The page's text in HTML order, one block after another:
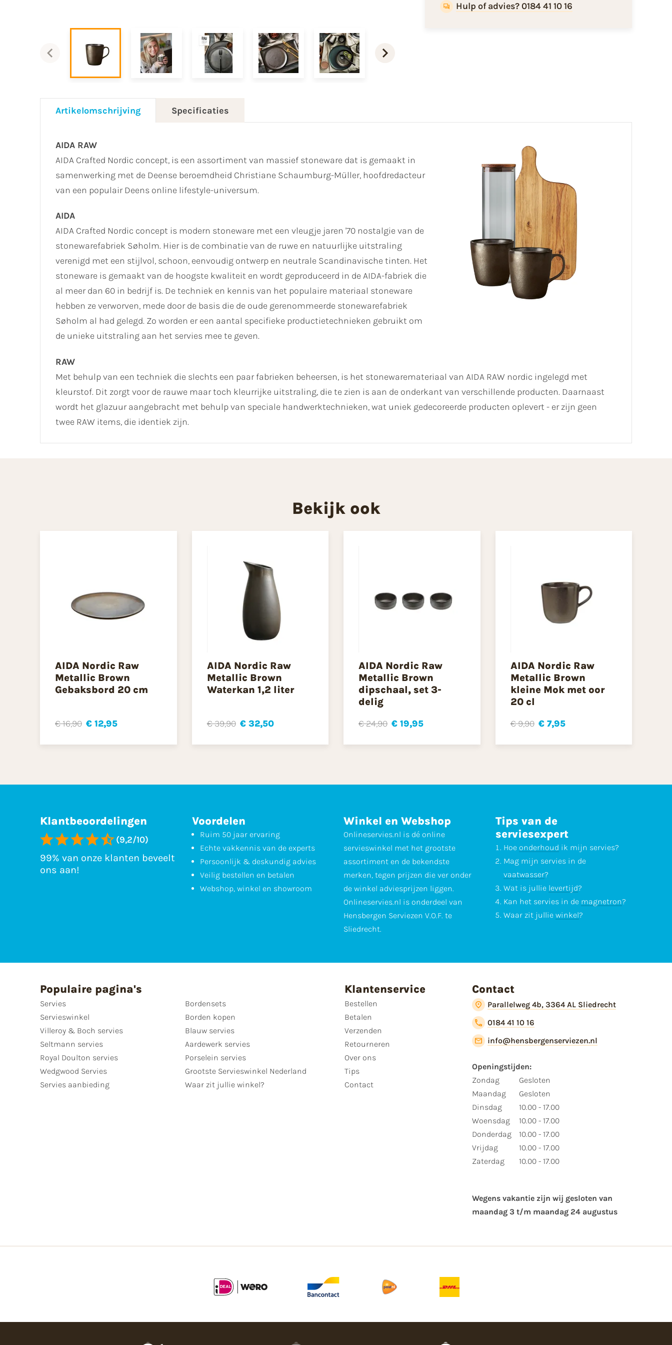
Hulp of advies? 0184 41 10 16
Artikelomschrijving Specificaties
AIDA RAW
AIDA Crafted Nordic concept, is een assortiment van massief stoneware dat is gemaakt in
samenwerking met de Deense beroemdheid Christiane Schaumburg-Müller, hoofdredacteur
van een populair Deens online lifestyle-universum.
AIDA
AIDA Crafted Nordic concept is modern stoneware met een vleugje jaren '70 nostalgie van de
stonewarefabriek Søholm. Hier is de combinatie van de ruwe en natuurlijke uitstraling
verenigd met een stijlvol, schoon, eenvoudig ontwerp en neutrale Scandinavische tinten. Het
stoneware is gemaakt van de hoogste kwaliteit en wordt geproduceerd in de AIDA-fabriek die
al meer dan 60 in bedrijf is. De techniek en kennis van het populaire materiaal stoneware
hebben ze verworven, mede door de basis die de oude gerenommeerde stonewarefabriek
Søholm al had gelegd. Zo worden er een aantal specifieke productietechnieken gebruikt om
de unieke uitstraling aan het servies mee te geven.
RAW
Met behulp van een techniek die slechts een paar fabrieken beheersen, is het stonewaremateriaal van AIDA RAW nordic ingelegd met
kleurstof. Dit zorgt voor de rauwe maar toch kleurrijke uitstraling, die te zien is aan de onderkant van verschillende producten. Daarnaast
wordt het glazuur aangebracht met behulp van speciale handwerktechnieken, wat uniek gedecoreerde producten oplevert - er zijn geen
twee RAW items, die identiek zijn.
Bekijk ook
AIDA Nordic Raw
Metallic Brown
Gebaksbord 20 cm
€ 16,90 € 12,95
AIDA Nordic Raw
Metallic Brown
Waterkan 1,2 liter
€ 39,90 € 32,50
AIDA Nordic Raw
Metallic Brown
dipschaal, set 3-
delig
€ 24,90 € 19,95
AIDA Nordic Raw
Metallic Brown
kleine Mok met oor
20 cl
€ 9,90 € 7,95
Klantbeoordelingen
(9,2/10)
99% van onze klanten beveelt
ons aan!
Voordelen
Ruim 50 jaar ervaring
Echte vakkennis van de experts
Persoonlijk & deskundig advies
Veilig bestellen en betalen
Webshop, winkel en showroom
Winkel en Webshop
Onlineservies.nl is dé online
servieswinkel met het grootste
assortiment en de bekendste
merken, tegen prijzen die ver onder
de winkel adviesprijzen liggen.
Onlineservies.nl is onderdeel van
Hensbergen Serviezen V.O.F. te
Sliedrecht.
Tips van de
serviesexpert
Hoe onderhoud ik mijn servies?
Mag mijn servies in de
vaatwasser?
Wat is jullie levertijd?
Kan het servies in de magnetron?
Waar zit jullie winkel?
Populaire pagina's
Servies
Servieswinkel
Villeroy & Boch servies
Seltmann servies
Royal Doulton servies
Wedgwood Servies
Servies aanbieding
Bordensets
Borden kopen
Blauw servies
Aardewerk servies
Porselein servies
Grootste Servieswinkel Nederland
Waar zit jullie winkel?
Klantenservice
Bestellen
Betalen
Verzenden
Retourneren
Over ons
Tips
Contact
Contact
Parallelweg 4b, 3364 AL Sliedrecht
0184 41 10 16
info@hensbergenserviezen.nl
Openingstijden:
Zondag
Maandag
Dinsdag
Woensdag
Donderdag
Vrijdag
Zaterdag
Gesloten
Gesloten
10.00 - 17.00
10.00 - 17.00
10.00 - 17.00
10.00 - 17.00
10.00 - 17.00
Wegens vakantie zijn wij gesloten van ​
maandag 3 t/m maandag 24 augustus